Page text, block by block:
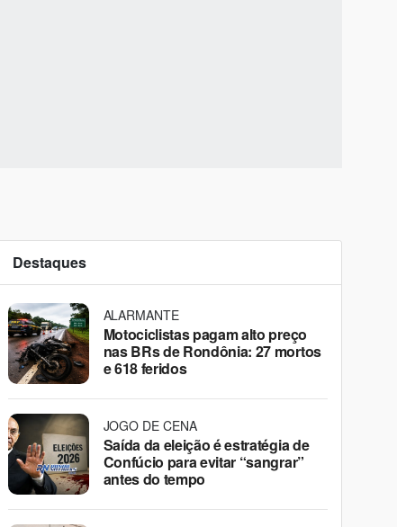
Destaques
ALARMANTE
Motociclistas pagam alto preço
nas BRs de Rondônia: 27 mortos
e 618 feridos
JOGO DE CENA
Saída da eleição é estratégia de
Confúcio para evitar “sangrar”
antes do tempo